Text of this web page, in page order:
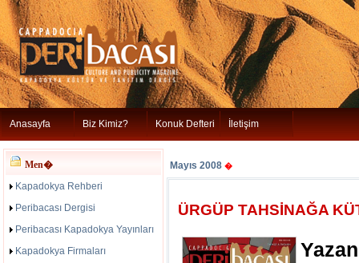
Anasayfa Biz Kimiz? Konuk Defteri İletişim
Men�
Kapadokya Rehberi
Peribacası Dergisi
Peribacası Kapadokya Yayınları
Kapadokya Firmaları
Mayıs 2008 �
ÜRGÜP TAHSİNAĞA